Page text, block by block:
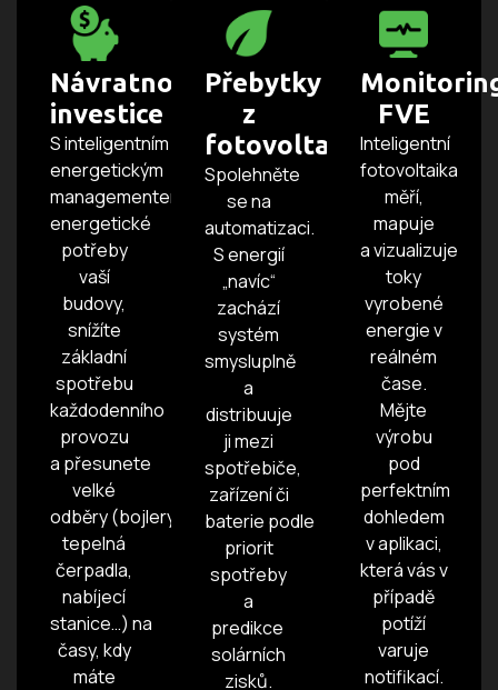
Návratnost
investice
S inteligentním
energetickým
managementem znáte
energetické
potřeby
vaší
budovy,
snížíte
základní
spotřebu
každodenního
provozu
a přesunete
velké
odběry (bojlery,
tepelná
čerpadla,
nabíjecí
stanice…) na
časy, kdy
máte
Přebytky
z
fotovoltaiky
Spolehněte
se na
automatizaci.
S energií
„navíc“
zachází
systém
smysluplně
a
distribuuje
ji mezi
spotřebiče,
zařízení či
baterie podle
priorit
spotřeby
a
predikce
solárních
zisků.
FVE
Inteligentní
fotovoltaika
měří,
mapuje
a vizualizuje
toky
vyrobené
energie v
reálném
čase.
Mějte
výrobu
pod
perfektním
dohledem
v aplikaci,
která vás v
případě
potíží
varuje
notifikací.